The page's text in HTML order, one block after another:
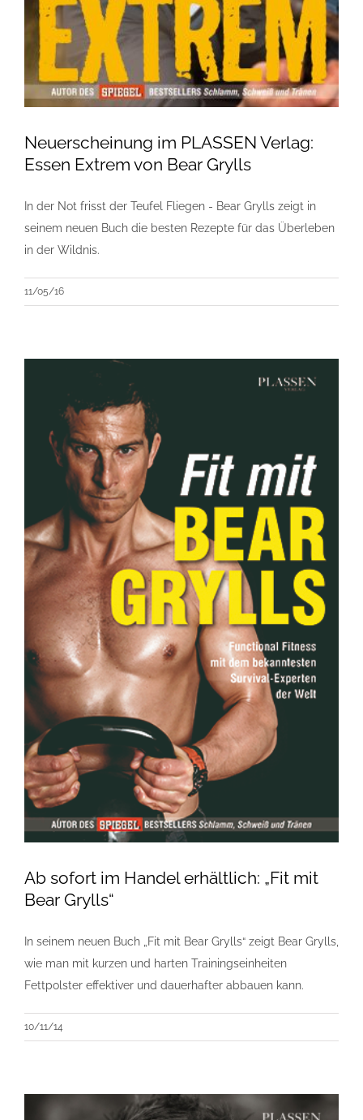
Neuerscheinung im PLASSEN Verlag:
Essen Extrem von Bear Grylls
In der Not frisst der Teufel Fliegen - Bear Grylls zeigt in
seinem neuen Buch die besten Rezepte für das Überleben
in der Wildnis.
11/05/16
Ab sofort im Handel erhältlich: „Fit mit
Bear Grylls“
In seinem neuen Buch „Fit mit Bear Grylls“ zeigt Bear Grylls,
wie man mit kurzen und harten Trainingseinheiten
Fettpolster effektiver und dauerhafter abbauen kann.
10/11/14